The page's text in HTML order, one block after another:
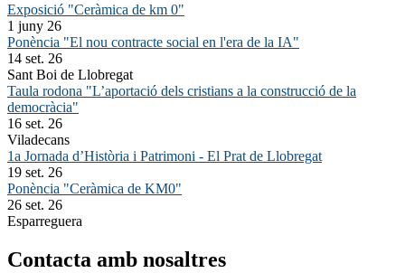
Exposició "Ceràmica de km 0"
1 juny 26
Ponència "El nou contracte social en l'era de la IA"
14 set. 26
Sant Boi de Llobregat
Taula rodona "L’aportació dels cristians a la construcció de la
democràcia"
16 set. 26
Viladecans
1a Jornada d’Història i Patrimoni - El Prat de Llobregat
19 set. 26
Ponència "Ceràmica de KM0"
26 set. 26
Esparreguera
Contacta amb nosaltres